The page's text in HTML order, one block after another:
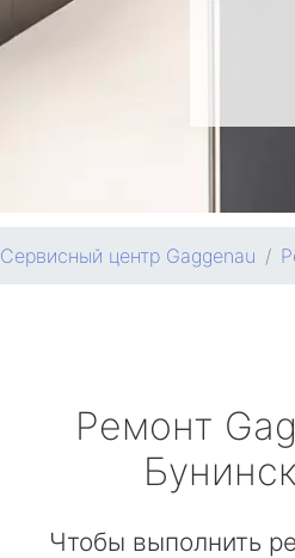
Сервисный центр Gaggenau
Ремонт
Чтобы выполнить